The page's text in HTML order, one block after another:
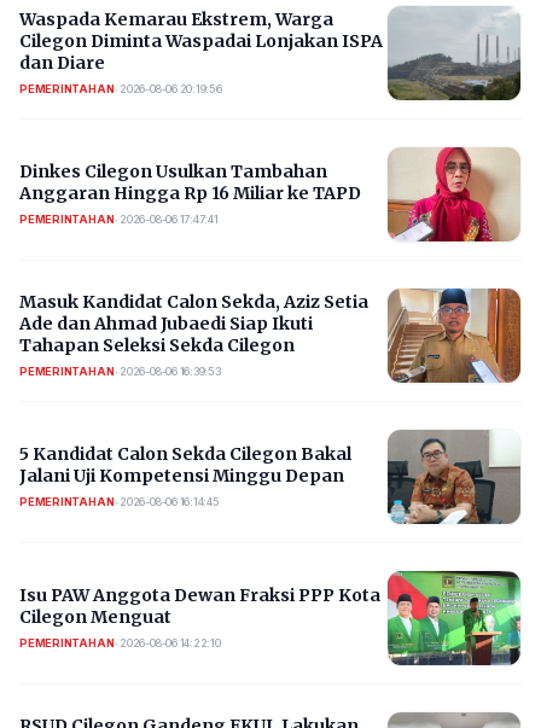
Waspada Kemarau Ekstrem, Warga
Cilegon Diminta Waspadai Lonjakan ISPA
dan Diare
PEMERINTAHAN• 2026-08-06 20:19:56
Dinkes Cilegon Usulkan Tambahan
Anggaran Hingga Rp 16 Miliar ke TAPD
PEMERINTAHAN• 2026-08-06 17:47:41
Masuk Kandidat Calon Sekda, Aziz Setia
Ade dan Ahmad Jubaedi Siap Ikuti
Tahapan Seleksi Sekda Cilegon
PEMERINTAHAN• 2026-08-06 16:39:53
5 Kandidat Calon Sekda Cilegon Bakal
Jalani Uji Kompetensi Minggu Depan
PEMERINTAHAN• 2026-08-06 16:14:45
Isu PAW Anggota Dewan Fraksi PPP Kota
Cilegon Menguat
PEMERINTAHAN• 2026-08-06 14:22:10